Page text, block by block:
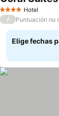
4 EstrellasHotel
/ Puntuación no
Elige fechas